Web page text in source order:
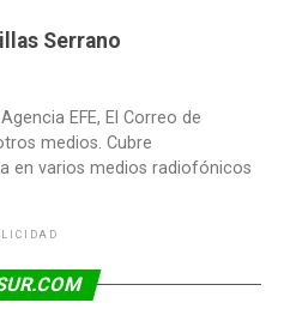
Serrano
EFE, El Correo de
medios. Cubre
en varios medios radiofónicos